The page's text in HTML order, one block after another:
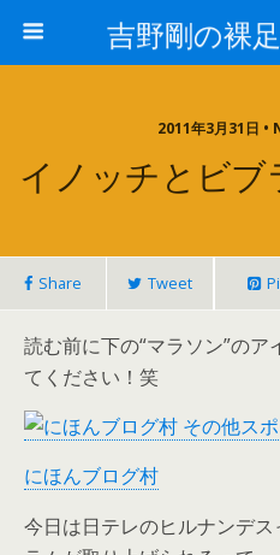
吉野剛の裸
2011年3月31日
イノッチとビブ
Share Tweet
読む前に下の“マラソン”の
てください！笑
にほんブログ村
今日は日テレのヒルナンデ